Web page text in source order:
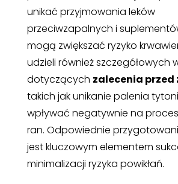
unikać przyjmowania leków
przeciwzapalnych i
mogą zwiększać ryzyko
udzieli również szczegółowych
dotyczących zalecenia
takich jak unikanie palenia
wpływać negatywnie na
ran. Odpowiednie
jest kluczowym elementem
minimalizacji ryzyka powikłań.